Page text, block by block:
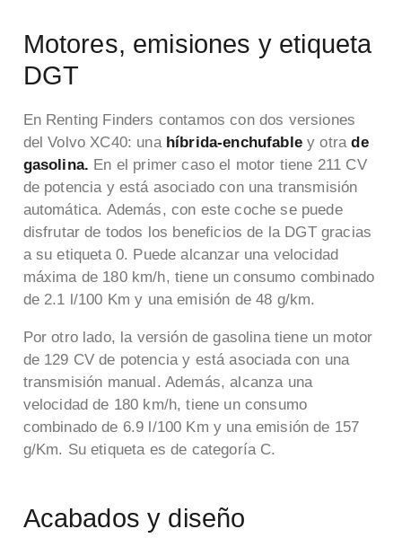
Motores, emisiones y etiqueta
DGT
En Renting Finders contamos con dos versiones
del Volvo XC40: una híbrida-enchufabley otrade
gasolina. En el primer caso el motor tiene 211 CV
de potencia y está asociado con una transmisión
automática. Además, con este coche se puede
disfrutar de todos los beneficios de la DGT gracias
a su etiqueta 0. Puede alcanzar una velocidad
máxima de 180 km/h, tiene un consumo combinado
de 2.1 l/100 Km y una emisión de 48 g/km.
Por otro lado, la versión de gasolina tiene un motor
de 129 CV de potencia y está asociada con una
transmisión manual. Además, alcanza una
velocidad de 180 km/h, tiene un consumo
combinado de 6.9 l/100 Km y una emisión de 157
g/Km. Su etiqueta es de categoría C.
Acabados y diseño